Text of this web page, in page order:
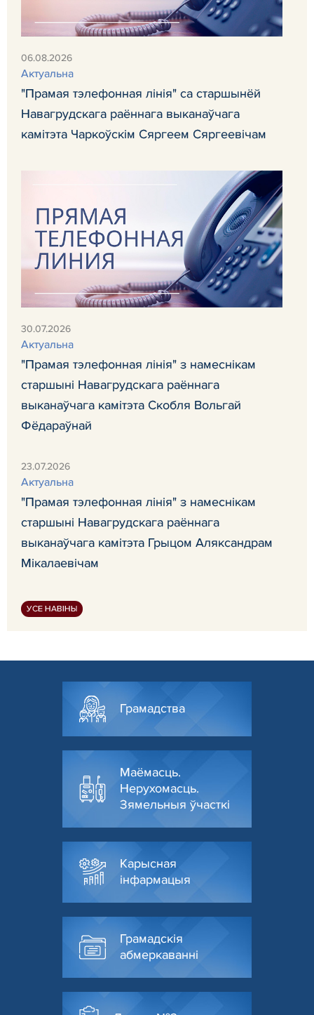
06.08.2026
Актуальна
"Прамая тэлефонная лінія" са старшынёй
Навагрудскага раённага выканаўчага
камітэта Чаркоўскім Сяргеем Сяргеевічам
30.07.2026
Актуальна
"Прамая тэлефонная лінія" з намеснікам
старшыні Навагрудскага раённага
выканаўчага камітэта Скобля Вольгай
Фёдараўнай
23.07.2026
Актуальна
"Прамая тэлефонная лінія" з намеснікам
старшыні Навагрудскага раённага
выканаўчага камітэта Грыцом Аляксандрам
Мікалаевічам
УСЕ НАВІНЫ
Грамадства
Маёмасць.
Нерухомасць.
Зямельныя ўчасткі
Карысная
інфармацыя
Грамадскія
абмеркаванні